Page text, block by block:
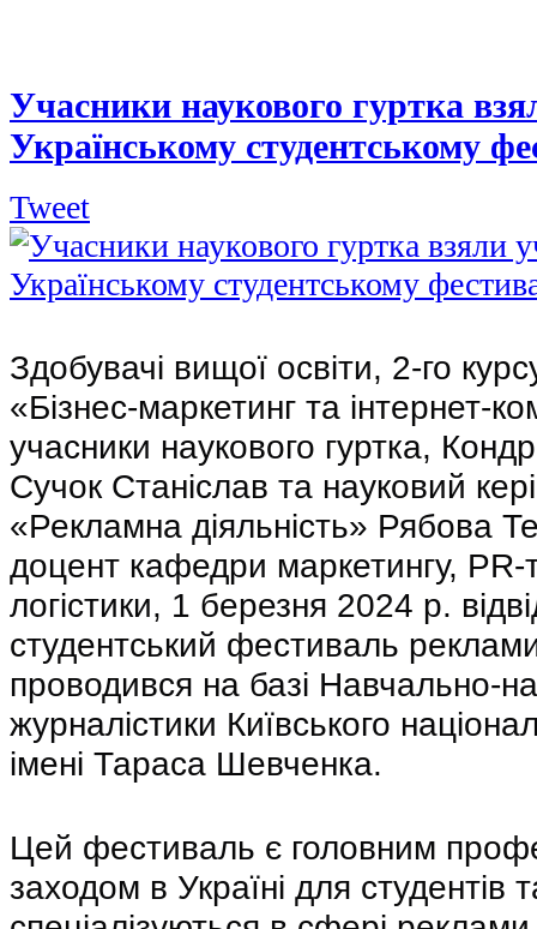
Учасники наукового гуртка
Українському студентському
Tweet
Здобувачі вищої освіти, 2-го
«Бізнес-маркетинг та інтернет-
учасники наукового гуртка,
Сучок Станіслав та науковий
«Рекламна діяльність» Рябова
доцент кафедри маркетингу, PR-
логістики, 1 березня 2024 р.
студентський фестиваль
проводився на базі Навчально-
журналістики Київського
імені Тараса Шевченка.
Цей фестиваль є головним
заходом в Україні для студентів